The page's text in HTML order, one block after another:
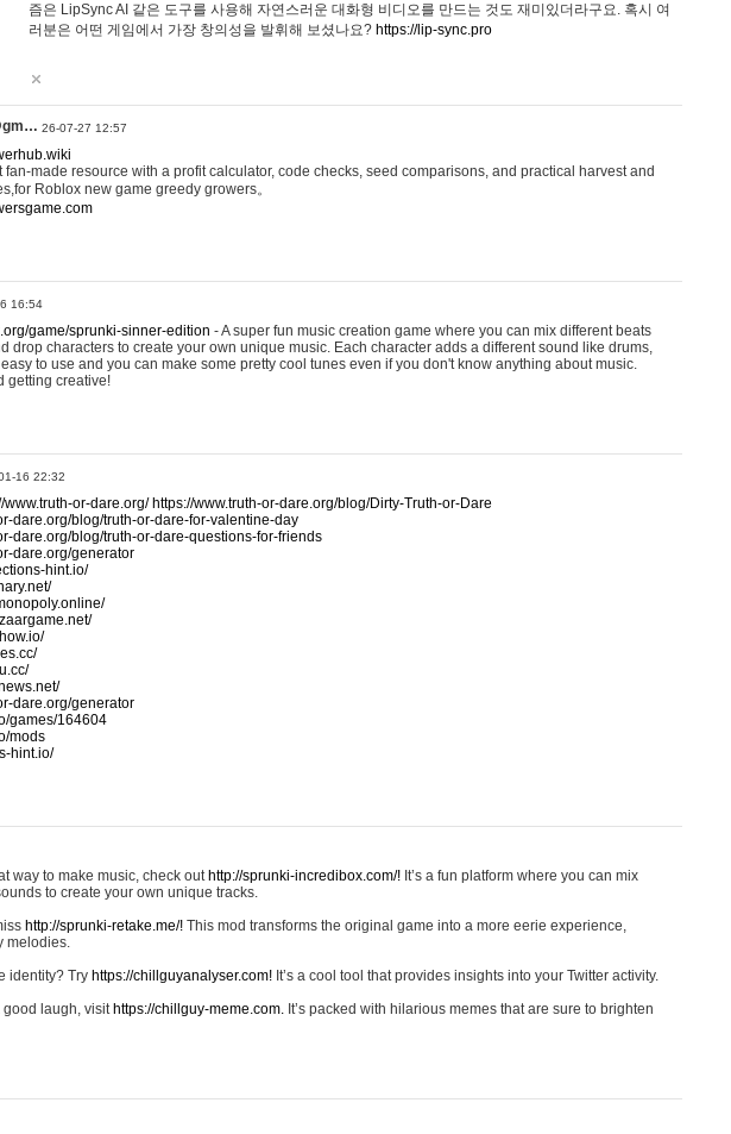
즘은 LipSync AI 같은 도구를 사용해 자연스러운 대화형 비디오를 만드는 것도 재미있더라구요. 혹시 여
러분은 어떤 게임에서 가장 창의성을 발휘해 보셨나요? https://lip-sync.pro
26-07-27 12:57
made resource with a profit calculator, code checks, seed comparisons, and practical harvest and
Roblox new game greedy growers。
16:54
game/sprunki-sinner-edition - A super fun music creation game where you can mix different beats
drop characters to create your own unique music. Each character adds a different sound like drums,
to use and you can make some pretty cool tunes even if you don't know anything about music.
getting creative!
16 22:32
www.truth-or-dare.org/ https://www.truth-or-dare.org/blog/Dirty-Truth-or-Dare
dare.org/blog/truth-or-dare-for-valentine-day
dare.org/blog/truth-or-dare-questions-for-friends
dare.org/generator
hint.io/
dare.org/generator
games/164604
mods
hint.io/
way to make music, check out http://sprunki-incredibox.com/! It’s a fun platform where you can mix
to create your own unique tracks.
http://sprunki-retake.me/! This mod transforms the original game into a more eerie experience,
melodies.
identity? Try https://chillguyanalyser.com! It’s a cool tool that provides insights into your Twitter activity.
good laugh, visit https://chillguy-meme.com. It’s packed with hilarious memes that are sure to brighten